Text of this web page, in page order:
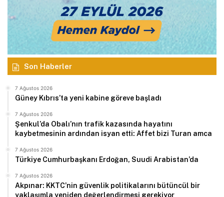
Son Haberler
7 Ağustos 2026
Güney Kıbrıs’ta yeni kabine göreve başladı
7 Ağustos 2026
Şenkul’da Obalı’nın trafik kazasında hayatını
kaybetmesinin ardından isyan etti: Affet bizi Turan amca
7 Ağustos 2026
Türkiye Cumhurbaşkanı Erdoğan, Suudi Arabistan’da
7 Ağustos 2026
Akpınar: KKTC’nin güvenlik politikalarını bütüncül bir
yaklaşımla yeniden değerlendirmesi gerekiyor